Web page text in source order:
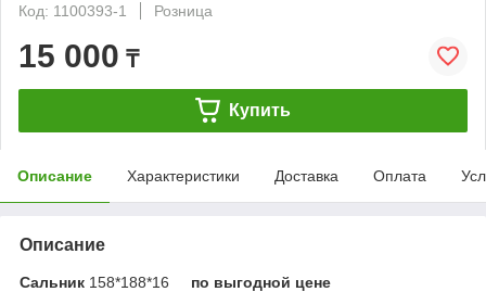
Код: 1100393-1
Розница
15 000 ₸
Купить
Описание Характеристики Доставка Оплата
Описание
Сальник 158*188*16
по выгодной цене